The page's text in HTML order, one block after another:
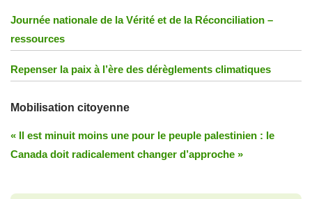
Journée nationale de la Vérité et de la Réconciliation –
ressources
Repenser la paix à l’ère des dérèglements climatiques
Mobilisation citoyenne
« Il est minuit moins une pour le peuple palestinien : le
Canada doit radicalement changer d’approche »